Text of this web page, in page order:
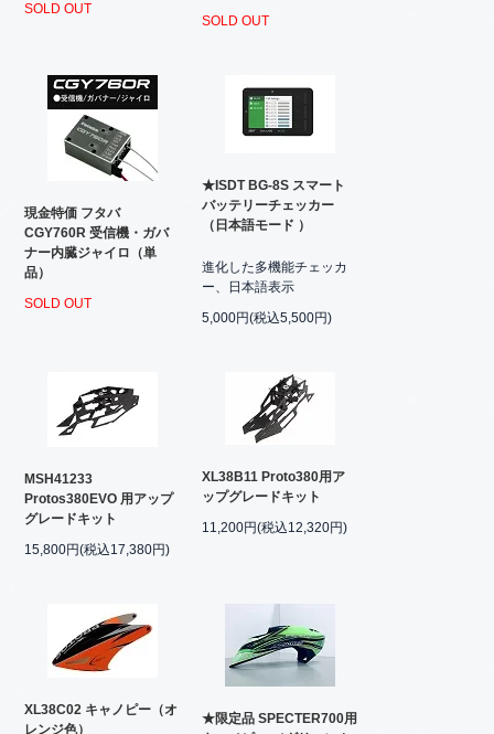
SOLD OUT
SOLD OUT
現金特価 フタバ
CGY760R 受信機・ガバ
ナー内臓ジャイロ（単
品）
SOLD OUT
★ISDT BG-8S スマート
バッテリーチェッカー
（日本語モード ）
進化した多機能チェッカ
ー、日本語表示
5,000円(税込5,500円)
MSH41233
Protos380EVO 用アップ
グレードキット
15,800円(税込17,380円)
XL38B11 Proto380用ア
ップグレードキット
11,200円(税込12,320円)
XL38C02 キャノピー（オ
レンジ色）
★限定品 SPECTER700用